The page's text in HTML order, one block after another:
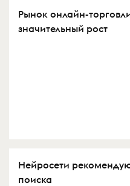
Рынок онлайн-
значительный рост
Нейросети
поиска